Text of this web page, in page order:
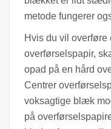
metode fungerer
Hvis du vil
overførselspapir,
opad på en hård
Centrer
voksagtige blæk
på